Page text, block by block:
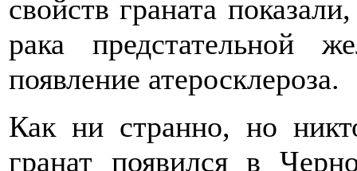
свойств граната
рака предстательной
появление атеросклероза.
Как ни странно, но
гранат появился в